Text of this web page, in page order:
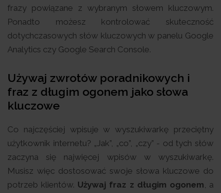
frazy powiązane z wybranym słowem kluczowym.
Ponadto możesz kontrolować skuteczność
dotychczasowych słów kluczowych w panelu Google
Analytics czy Google Search Console.
Używaj zwrotów poradnikowych i
fraz z długim ogonem jako słowa
kluczowe
Co najczęściej wpisuje w wyszukiwarkę przeciętny
użytkownik internetu? „Jak”, „co”, „czy” - od tych słów
zaczyna się najwięcej wpisów w wyszukiwarkę.
Musisz więc dostosować swoje słowa kluczowe do
potrzeb klientów. Używaj fraz z długim ogonem, a